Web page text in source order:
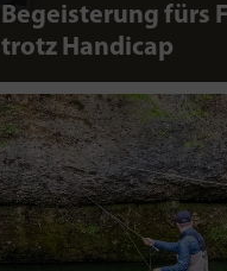
Begeisterung fürs
trotz Handicap